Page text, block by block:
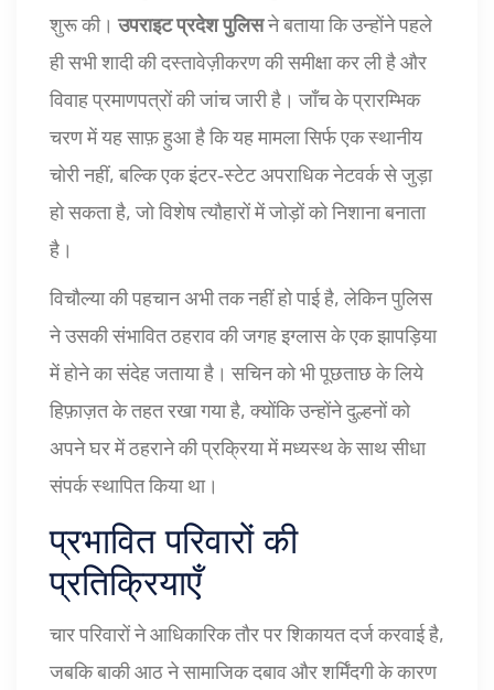
शुरू की।उपराइट प्रदेश पुलिसने बताया कि उन्होंने पहले
ही सभी शादी की दस्तावेज़ीकरण की समीक्षा कर ली है और
विवाह प्रमाणपत्रों की जांच जारी है। जाँच के प्रारम्भिक
चरण में यह साफ़ हुआ है कि यह मामला सिर्फ एक स्थानीय
चोरी नहीं, बल्कि एक इंटर‑स्टेट अपराधिक नेटवर्क से जुड़ा
हो सकता है, जो विशेष त्यौहारों में जोड़ों को निशाना बनाता
है।
विचौल्या की पहचान अभी तक नहीं हो पाई है, लेकिन पुलिस
ने उसकी संभावित ठहराव की जगह इग्लास के एक झापड़िया
में होने का संदेह जताया है। सचिन को भी पूछताछ के लिये
हिफ़ाज़त के तहत रखा गया है, क्योंकि उन्होंने दुल्हनों को
अपने घर में ठहराने की प्रक्रिया में मध्यस्थ के साथ सीधा
संपर्क स्थापित किया था।
प्रभावित परिवारों की
प्रतिक्रियाएँ
चार परिवारों ने आधिकारिक तौर पर शिकायत दर्ज करवाई है,
जबकि बाकी आठ ने सामाजिक दबाव और शर्मिंदगी के कारण